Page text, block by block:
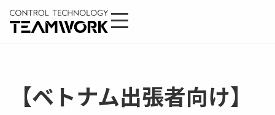
【ベトナム出張者向け】